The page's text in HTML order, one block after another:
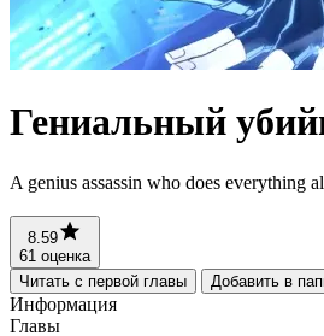
Гениальный
A genius assassin who does
8.59
61 оценка
Читать с первой главы
Добавить в
Информация
Главы